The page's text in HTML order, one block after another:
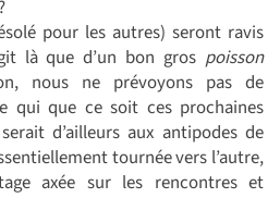
pour les autres) seront ravis
là que d’un bon gros poisson
nous ne prévoyons pas de
qui que ce soit ces prochaines
d’ailleurs aux antipodes de
tournée vers l’autre,
axée sur les rencontres et